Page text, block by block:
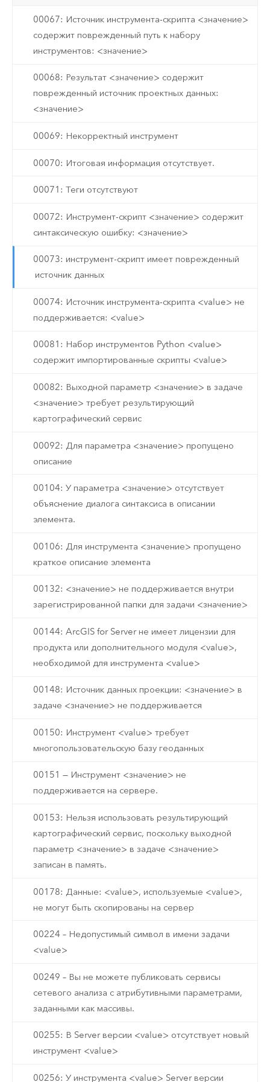
00067: Источник инструмента-скрипта <значение>
содержит поврежденный путь к набору
инструментов: <значение>
00068: Результат <значение> содержит
поврежденный источник проектных данных:
<значение>
00069: Некорректный инструмент
00070: Итоговая информация отсутствует.
00071: Теги отсутствуют
00072: Инструмент-скрипт <значение> содержит
синтаксическую ошибку: <значение>
00073: инструмент-скрипт имеет поврежденный
источник данных
00074: Источник инструмента-скрипта <value> не
поддерживается: <value>
00081: Набор инструментов Python <value>
содержит импортированные скрипты <value>
00082: Выходной параметр <значение> в задаче
<значение> требует результирующий
картографический сервис
00092: Для параметра <значение> пропущено
описание
00104: У параметра <значение> отсутствует
объяснение диалога синтаксиса в описании
элемента.
00106: Для инструмента <значение> пропущено
краткое описание элемента
00132: <значение> не поддерживается внутри
зарегистрированной папки для задачи <значение>
00144: ArcGIS for Server не имеет лицензии для
продукта или дополнительного модуля <value>,
необходимой для инструмента <value>
00148: Источник данных проекции: <значение> в
задаче <значение> не поддерживается
00150: Инструмент <value> требует
многопользовательскую базу геоданных
00151 — Инструмент <значение> не
поддерживается на сервере.
00153: Нельзя использовать результирующий
картографический сервис, поскольку выходной
параметр <значение> в задаче <значение>
записан в память.
00178: Данные: <value>, используемые <value>,
не могут быть скопированы на сервер
00224 – Недопустимый символ в имени задачи
<value>
00249 – Вы не можете публиковать сервисы
сетевого анализа с атрибутивными параметрами,
заданными как массивы.
00255: В Server версии <value> отсутствует новый
инструмент <value>
00256: У инструмента <value> Server версии